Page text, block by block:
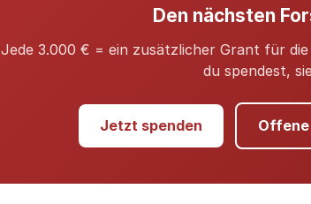
Den nächsten
Jede 3.000 € = ein zusätzlicher Grant für
du spendest,
Jetzt spenden Offene